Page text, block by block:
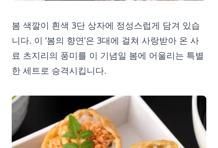
봄 색깔이 흰색 3단 상자에 정성스럽게 담겨 있습
니다. 이 ‘봄의 향연’은 3대에 걸쳐 사랑받아 온 사
료 츠지리의 풍미를 이 기념일 봄에 어울리는 특별
한 세트로 승격시킵니다.